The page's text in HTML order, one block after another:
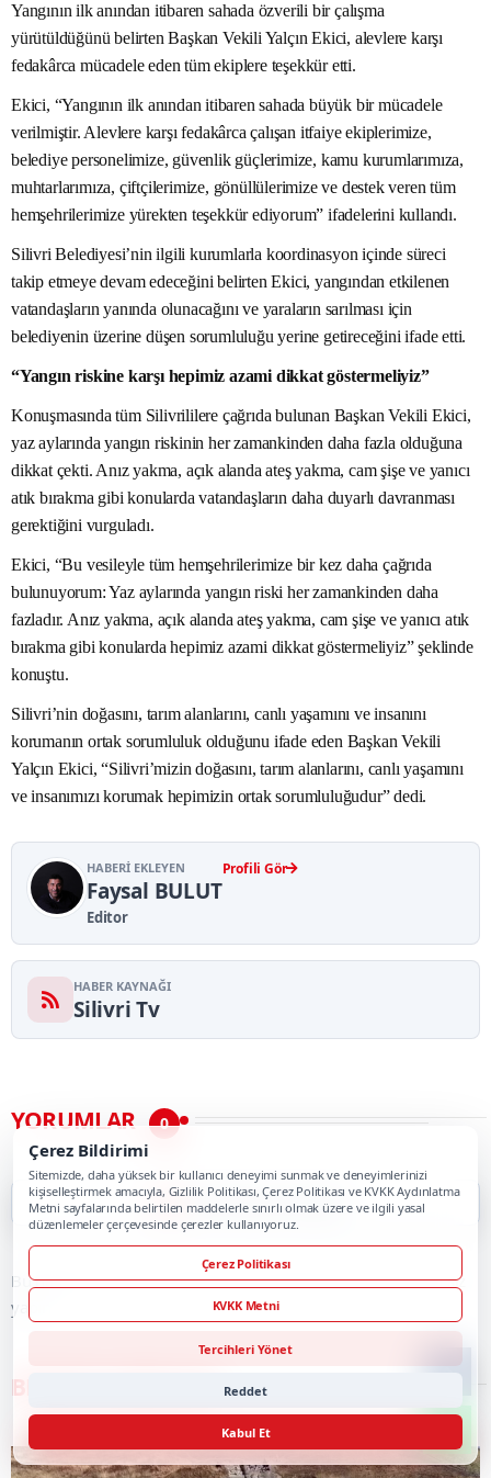
Yangının ilk anından itibaren sahada özverili bir çalışma
yürütüldüğünü belirten Başkan Vekili Yalçın Ekici, alevlere karşı
fedakârca mücadele eden tüm ekiplere teşekkür etti.
Ekici, “Yangının ilk anından itibaren sahada büyük bir mücadele
verilmiştir. Alevlere karşı fedakârca çalışan itfaiye ekiplerimize,
belediye personelimize, güvenlik güçlerimize, kamu kurumlarımıza,
muhtarlarımıza, çiftçilerimize, gönüllülerimize ve destek veren tüm
hemşehrilerimize yürekten teşekkür ediyorum” ifadelerini kullandı.
Silivri Belediyesi’nin ilgili kurumlarla koordinasyon içinde süreci
takip etmeye devam edeceğini belirten Ekici, yangından etkilenen
vatandaşların yanında olunacağını ve yaraların sarılması için
belediyenin üzerine düşen sorumluluğu yerine getireceğini ifade etti.
“Yangın riskine karşı hepimiz azami dikkat göstermeliyiz”
Konuşmasında tüm Silivrililere çağrıda bulunan Başkan Vekili Ekici,
yaz aylarında yangın riskinin her zamankinden daha fazla olduğuna
dikkat çekti. Anız yakma, açık alanda ateş yakma, cam şişe ve yanıcı
atık bırakma gibi konularda vatandaşların daha duyarlı davranması
gerektiğini vurguladı.
Ekici, “Bu vesileyle tüm hemşehrilerimize bir kez daha çağrıda
bulunuyorum: Yaz aylarında yangın riski her zamankinden daha
fazladır. Anız yakma, açık alanda ateş yakma, cam şişe ve yanıcı atık
bırakma gibi konularda hepimiz azami dikkat göstermeliyiz” şeklinde
konuştu.
Silivri’nin doğasını, tarım alanlarını, canlı yaşamını ve insanını
korumanın ortak sorumluluk olduğunu ifade eden Başkan Vekili
Yalçın Ekici, “Silivri’mizin doğasını, tarım alanlarını, canlı yaşamını
ve insanımızı korumak hepimizin ortak sorumluluğudur” dedi.
HABERI EKLEYEN
Faysal BULUT
Editor
Profili Gör
HABER KAYNAĞI
Silivri Tv
YORUMLAR 0
İlk Yorumu Siz Yapın
Bu haber için henüz onaylı yorum bulunmuyor. İlk yorumu siz
yapın.
BENZER HABERLER
Çerez Bildirimi
Sitemizde, daha yüksek bir kullanıcı deneyimi sunmak ve deneyimlerinizi
kişiselleştirmek amacıyla, Gizlilik Politikası, Çerez Politikası ve KVKK Aydınlatma
Metni sayfalarında belirtilen maddelerle sınırlı olmak üzere ve ilgili yasal
düzenlemeler çerçevesinde çerezler kullanıyoruz.
Çerez Politikası
KVKK Metni
Tercihleri Yönet
Reddet
Kabul Et